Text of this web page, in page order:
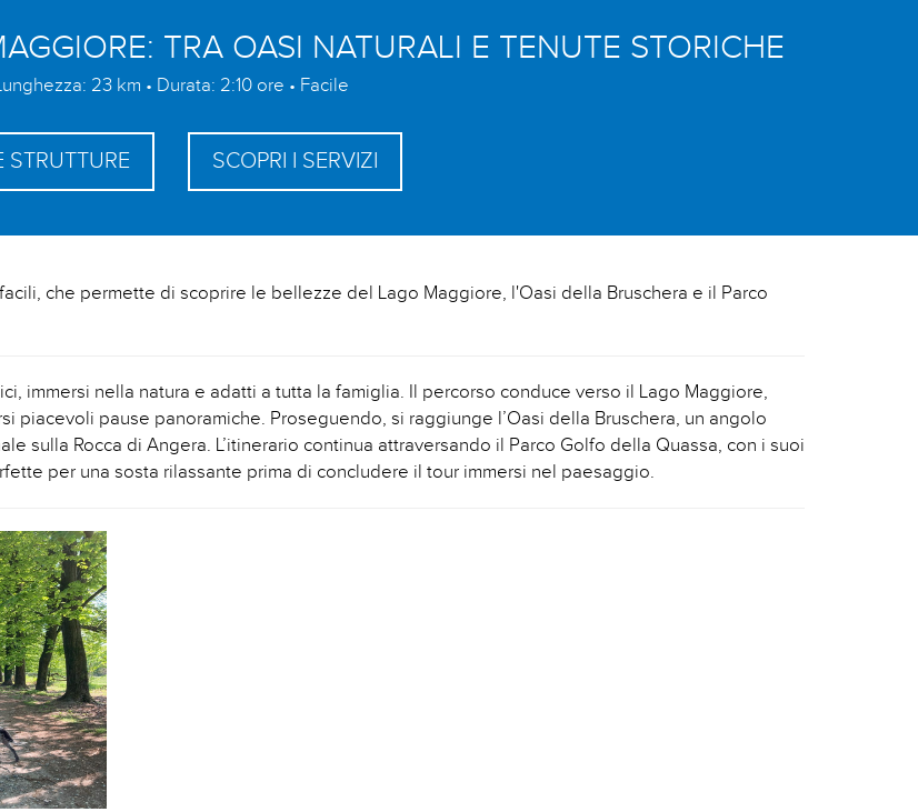
TRA OASI NATURALI E TENUTE STORICHE
23 km • Durata: 2:10 ore • Facile
STRUTTURE SCOPRI I SERVIZI
che permette di scoprire le bellezze del Lago Maggiore, l'Oasi della Bruschera e il Parco
immersi nella natura e adatti a tutta la famiglia. Il percorso conduce verso il Lago Maggiore,
pause panoramiche. Proseguendo, si raggiunge l’Oasi della Bruschera, un angolo
sulla Rocca di Angera. L’itinerario continua attraversando il Parco Golfo della Quassa, con i suoi
per una sosta rilassante prima di concludere il tour immersi nel paesaggio.